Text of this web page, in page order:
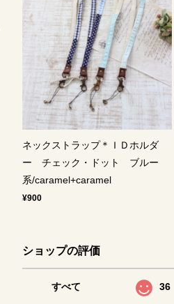
ネックストラップ＊ＩＤホルダ
ー チェック・ドット ブルー
系/caramel+caramel
¥900
ショップの評価
すべて 36